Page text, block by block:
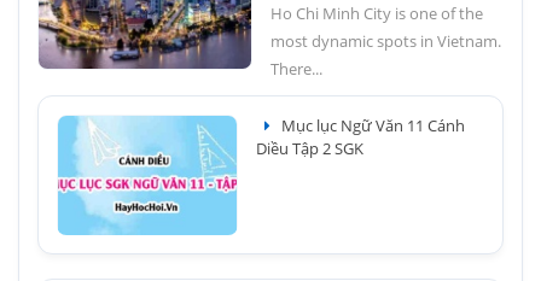
Ho Chi Minh City is one of the
most dynamic spots in Vietnam.
There...
Mục lục Ngữ Văn 11 Cánh
Diều Tập 2 SGK